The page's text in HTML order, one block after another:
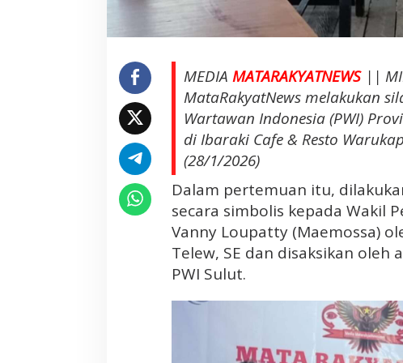
t
a
k
y
a
t
w
s
A
a
MEDIA MATARAKYATNEWS||
MataRakyatNews melakukan
Wartawan Indonesia (PWI)
di Ibaraki Cafe & Resto
(28/1/2026)
Dalam pertemuan itu,
secara simbolis kepada Wakil
Vanny Loupatty (Maemossa)
Telew, SE dan disaksikan oleh
PWI Sulut.